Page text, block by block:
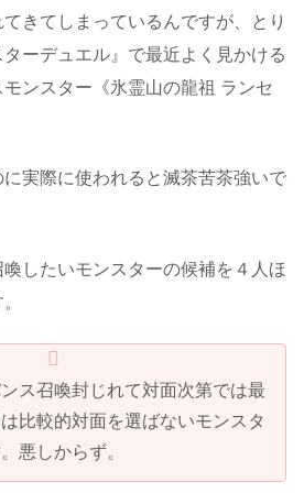
きてしまっているんですが、とり
ーデュエル』で最近よく見かける
モンスター《氷霊山の龍祖 ランセ
実際に使われると滅茶苦茶強いで
したいモンスターの候補を４人ほ
ス召喚封じれて対面次第では最
比較的対面を選ばないモンスタ
悪しからず。